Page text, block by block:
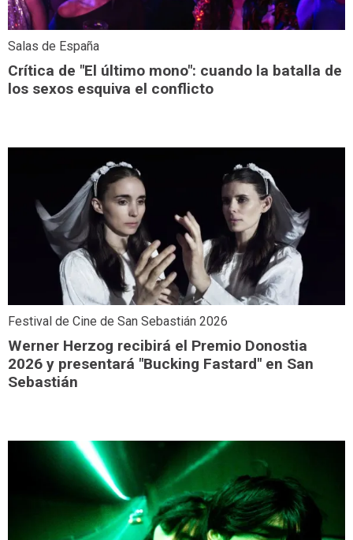
Salas de España
Crítica de "El último mono": cuando la batalla de
los sexos esquiva el conflicto
Festival de Cine de San Sebastián 2026
Werner Herzog recibirá el Premio Donostia
2026 y presentará "Bucking Fastard" en San
Sebastián